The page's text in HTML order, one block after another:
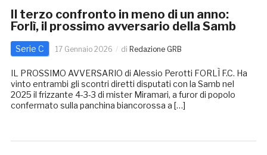
Il terzo confronto in meno di un anno:
Forlì, il prossimo avversario della Samb
Serie C 17 Gennaio 2026 di Redazione GRB
IL PROSSIMO AVVERSARIO di Alessio Perotti FORLÌ F.C. Ha
vinto entrambi gli scontri diretti disputati con la Samb nel
2025 il frizzante 4-3-3 di mister Miramari, a furor di popolo
confermato sulla panchina biancorossa a […]